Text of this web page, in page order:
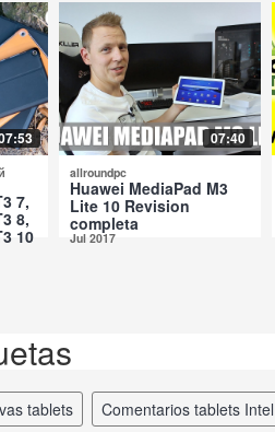
7,
8,
10
07:40
allroundpc
Huawei MediaPad M3
Lite 10 Revision
completa
Jul 2017
tablets comentarios tablets Intel